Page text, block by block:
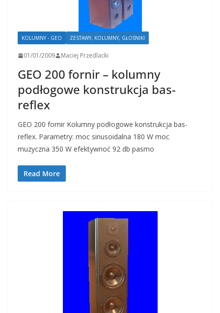
KOLUMNY - GEO ZESTAWY, KOLUMNY, GŁOŚNIKI
01/01/2009 Maciej Przedlacki
GEO 200 fornir – kolumny
podłogowe konstrukcja bas-
reflex
GEO 200 fornir Kolumny podłogowe konstrukcja bas-
reflex. Parametry: moc sinusoidalna 180 W moc
muzyczna 350 W efektywnoć 92 db pasmo
Read More